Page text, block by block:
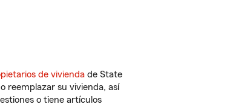
de vivienda de State
reemplazar su vivienda, así
o tiene artículos